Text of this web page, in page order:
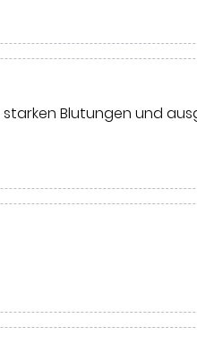
Blutungen und